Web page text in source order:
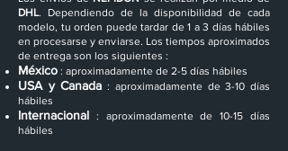
DHL . Dependiendo de la disponibilidad de cada
modelo, tu orden puede tardar de 1 a 3 días hábiles
en procesarse y enviarse. Los tiempos aproximados
de entrega son los siguientes :
México : aproximadamente de 2-5 días hábiles
USA y Canada : aproximadamente de 3-10 días
hábiles
Internacional : aproximadamente de 10-15 días
hábiles